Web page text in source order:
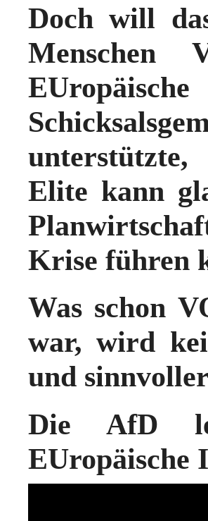
Doch will
Menschen
unterstützte,
Elite kann
Krise führen
Was schon
war, wird
und
Die AfD
EUropäische